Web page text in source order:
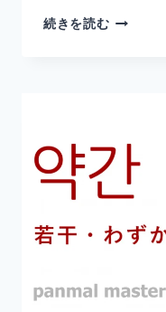
続きを読む韓
味
と
方
｜
ば